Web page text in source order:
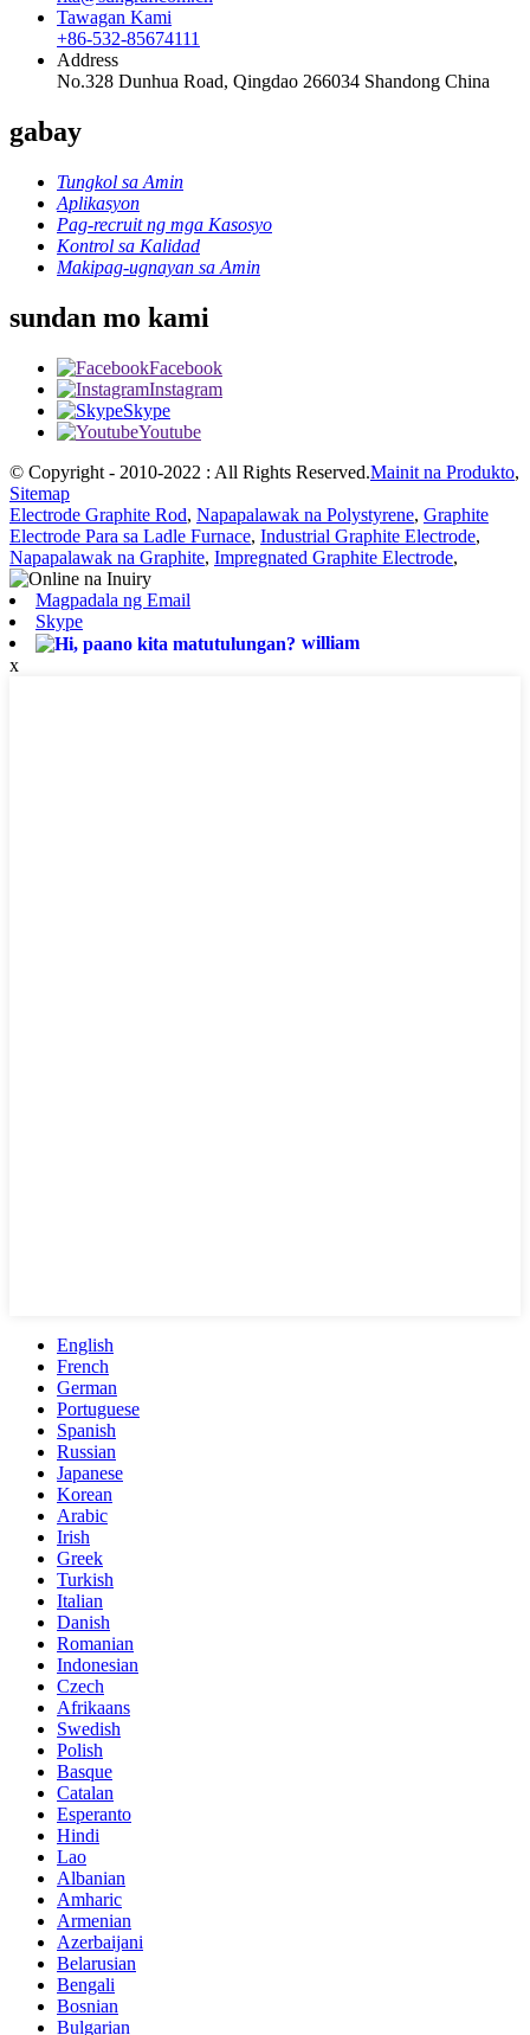
Tawagan Kami
+86-532-85674111
Address
No.328 Dunhua Road, Qingdao 266034 Shandong China
gabay
Tungkol sa Amin
Aplikasyon
Pag-recruit ng mga Kasosyo
Kontrol sa Kalidad
Makipag-ugnayan sa Amin
sundan mo kami
Facebook
Instagram
Skype
Youtube
© Copyright - 2010-2022 : All Rights Reserved.Mainit na Produkto,
Sitemap
Electrode Graphite Rod, Napapalawak na Polystyrene, Graphite
Electrode Para sa Ladle Furnace, Industrial Graphite Electrode,
Napapalawak na Graphite, Impregnated Graphite Electrode,
Magpadala ng Email
Skype
william
x
English
French
German
Portuguese
Spanish
Russian
Japanese
Korean
Arabic
Irish
Greek
Turkish
Italian
Danish
Romanian
Indonesian
Czech
Afrikaans
Swedish
Polish
Basque
Catalan
Esperanto
Hindi
Lao
Albanian
Amharic
Armenian
Azerbaijani
Belarusian
Bengali
Bosnian
Bulgarian